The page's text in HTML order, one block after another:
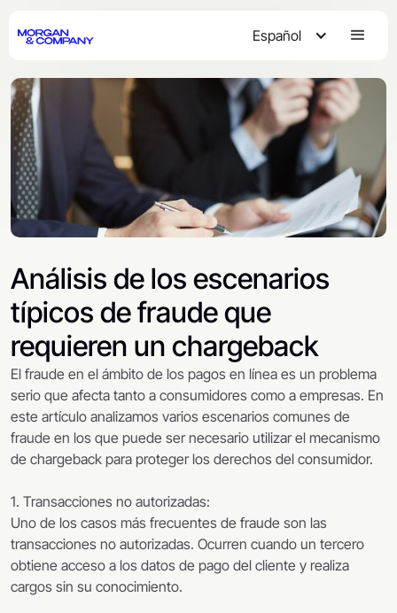
Español
Análisis de los escenarios
típicos de fraude que
requieren un chargeback
El fraude en el ámbito de los pagos en línea es un problema
serio que afecta tanto a consumidores como a empresas. En
este artículo analizamos varios escenarios comunes de
fraude en los que puede ser necesario utilizar el mecanismo
de chargeback para proteger los derechos del consumidor.
1. Transacciones no autorizadas:
Uno de los casos más frecuentes de fraude son las
transacciones no autorizadas. Ocurren cuando un tercero
obtiene acceso a los datos de pago del cliente y realiza
cargos sin su conocimiento.